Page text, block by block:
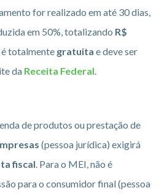
for realizado em até 30 dias,
em 50%, totalizando R$
é totalmente gratuita e deve ser
da Receita Federal.
de produtos ou prestação de
(pessoa jurídica) exigirá
fiscal. Para o MEI, não é
para o consumidor final (pessoa